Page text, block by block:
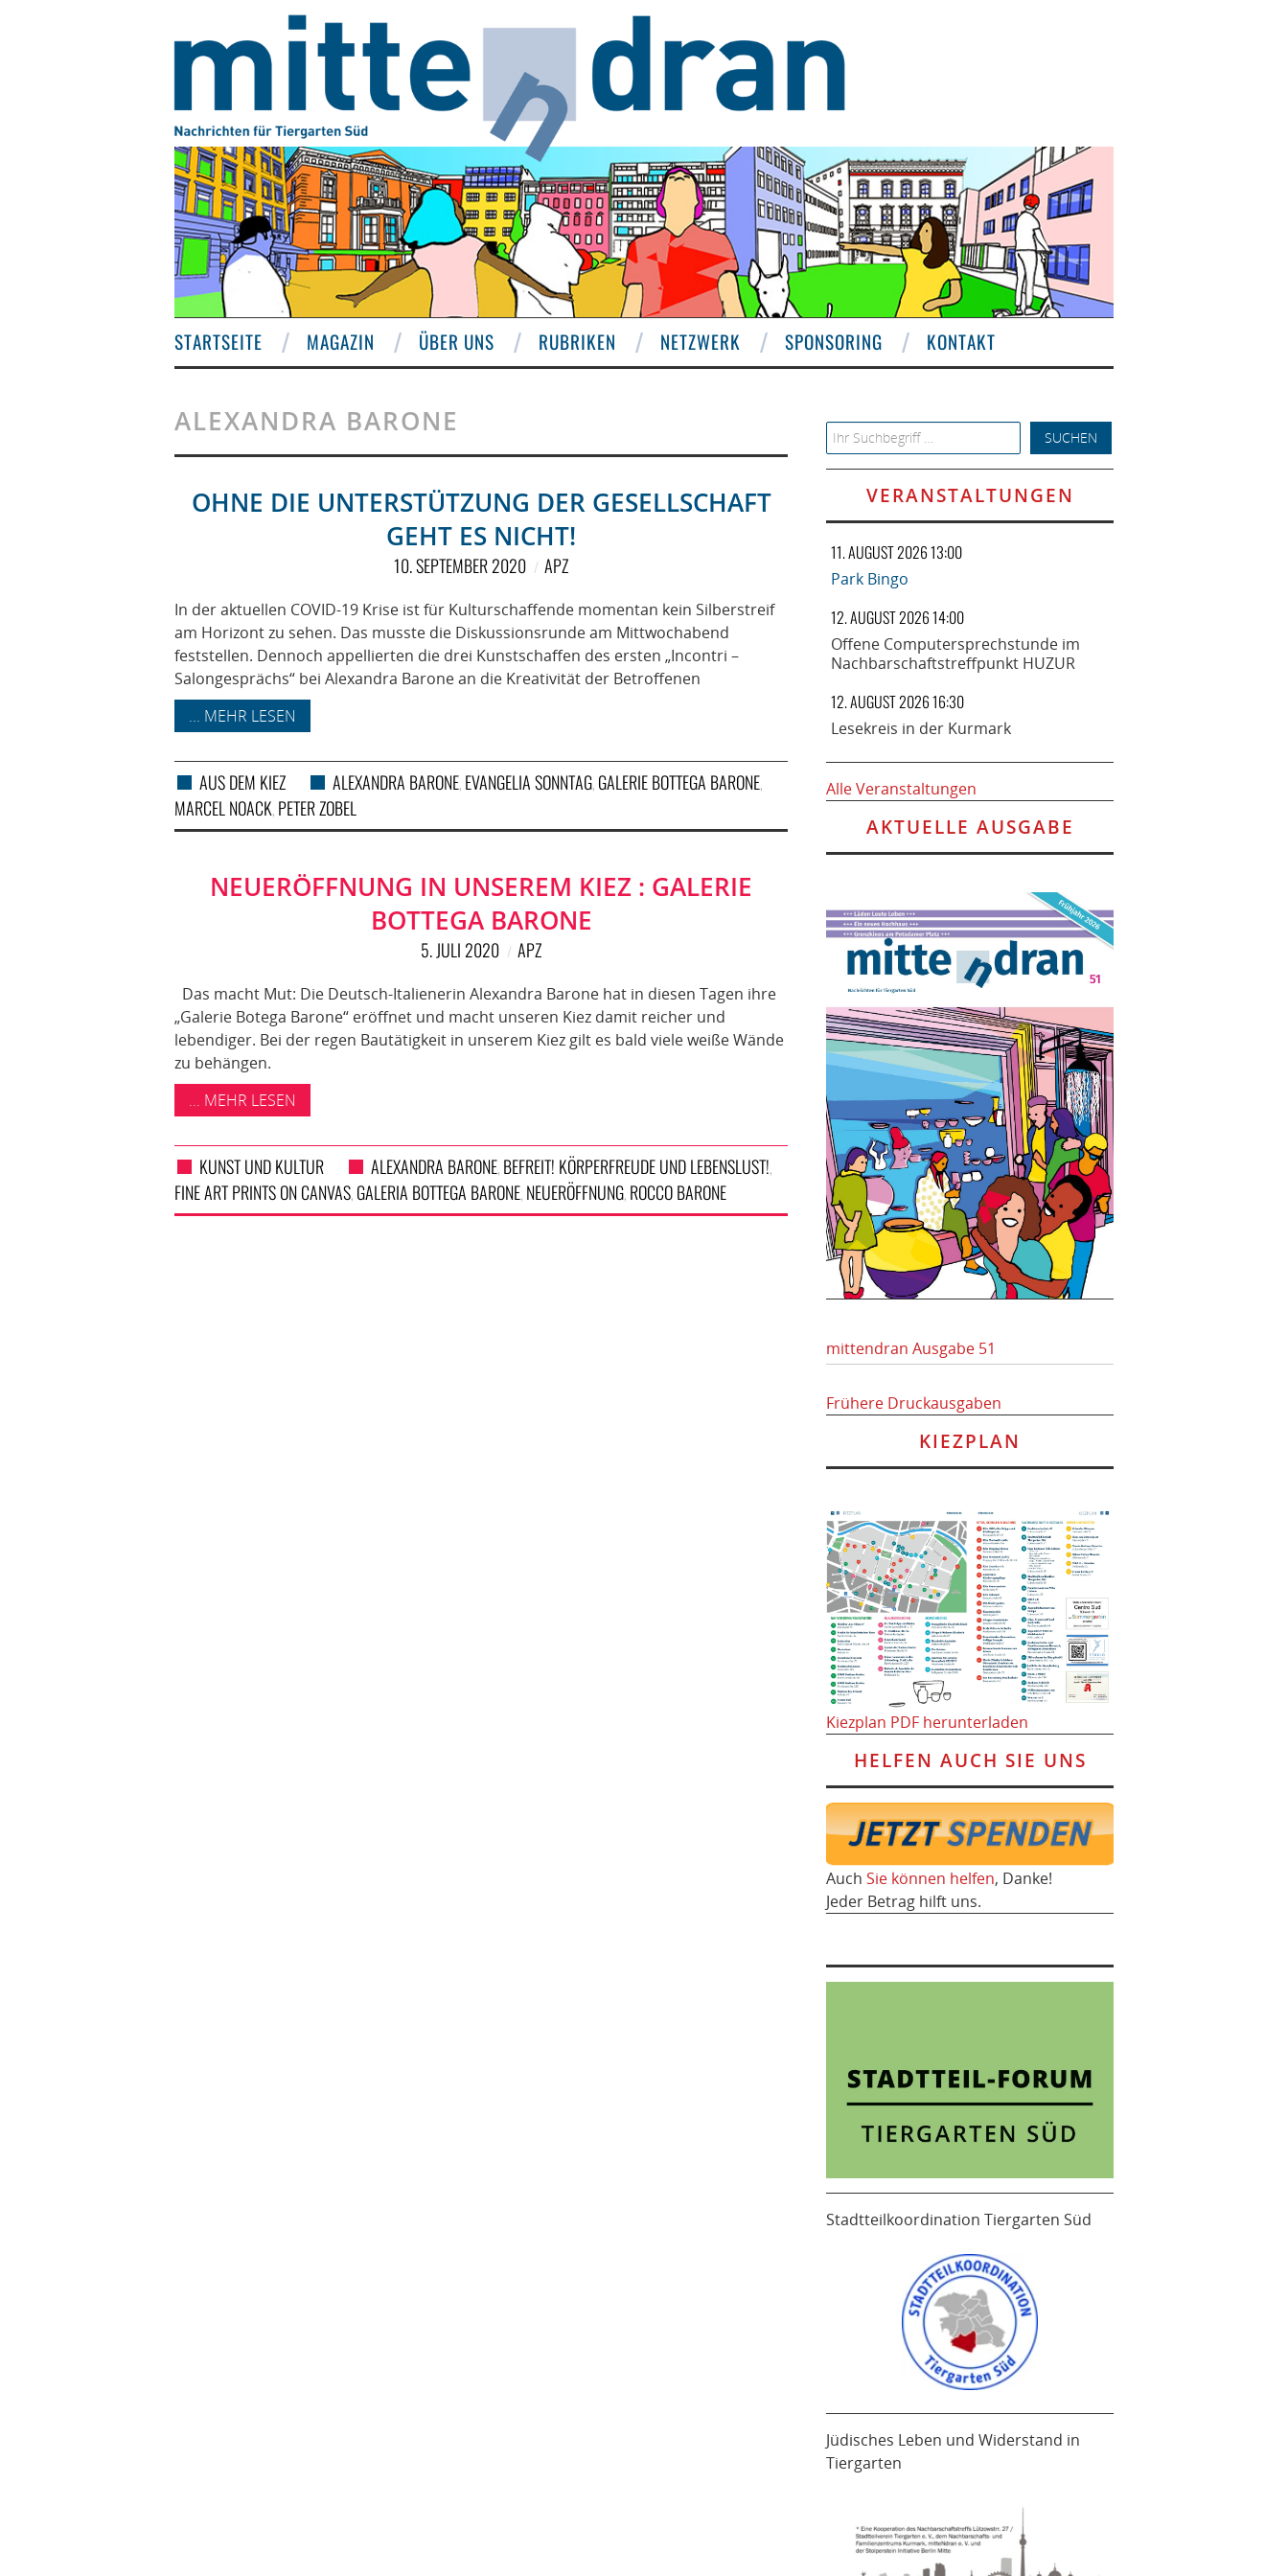
STARTSEITE MAGAZIN ÜBER UNS RUBRIKEN NETZWERK SPONSORING KONTAKT
ALEXANDRA BARONE
OHNE DIE UNTERSTÜTZUNG DER GESELLSCHAFT
GEHT ES NICHT!
10. SEPTEMBER 2020 APZ
In der aktuellen COVID-19 Krise ist für Kulturschaffende momentan kein Silberstreif
am Horizont zu sehen. Das musste die Diskussionsrunde am Mittwochabend
feststellen. Dennoch appellierten die drei Kunstschaffen des ersten „Incontri –
Salongesprächs“ bei Alexandra Barone an die Kreativität der Betroffenen
... MEHR LESEN
AUS DEM KIEZ ALEXANDRA BARONE, EVANGELIA SONNTAG, GALERIE BOTTEGA BARONE,
MARCEL NOACK, PETER ZOBEL
NEUERÖFFNUNG IN UNSEREM KIEZ : GALERIE
BOTTEGA BARONE
5. JULI 2020 APZ
Das macht Mut: Die Deutsch-Italienerin Alexandra Barone hat in diesen Tagen ihre
„Galerie Botega Barone“ eröffnet und macht unseren Kiez damit reicher und
lebendiger. Bei der regen Bautätigkeit in unserem Kiez gilt es bald viele weiße Wände
zu behängen.
... MEHR LESEN
KUNST UND KULTUR ALEXANDRA BARONE, BEFREIT! KÖRPERFREUDE UND LEBENSLUST!,
FINE ART PRINTS ON CANVAS, GALERIA BOTTEGA BARONE, NEUERÖFFNUNG, ROCCO BARONE
Search for:
VERANSTALTUNGEN
11. AUGUST 2026 13:00
Park Bingo
12. AUGUST 2026 14:00
Offene Computersprechstunde im
Nachbarschaftstreffpunkt HUZUR
12. AUGUST 2026 16:30
Lesekreis in der Kurmark
Alle Veranstaltungen
AKTUELLE AUSGABE
mittendran Ausgabe 51
Frühere Druckausgaben
KIEZPLAN
Kiezplan PDF herunterladen
HELFEN AUCH SIE UNS
Auch Sie können helfen, Danke!
Jeder Betrag hilft uns.
Stadtteilkoordination Tiergarten Süd
Jüdisches Leben und Widerstand in
Tiergarten